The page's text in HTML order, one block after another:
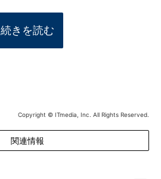
続きを読む
Copyright © ITmedia, Inc. All Rights Reserved.
関連情報